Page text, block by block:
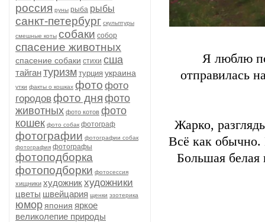
россия руны рыба рыбы
санкт-петербург скульптуры
смешные коты собаки собор
спасение животных
спасение собаки стихи сша
тайгантуризм турция украина
утки факты о кошках фото фото
городовфото дня фото
животных фото котов фото
кошек фото собак фотограф
фотографии фотографии собак
фотография фотографы
фотоподборка
фотоподборки фотосессия
хищники художникхудожники
цветы швейцария щенки эзотерика
юмор япония яркое
великолепие природы
Я люблю
отправилась
Жарко,
Всё как обычно.
Большая белая